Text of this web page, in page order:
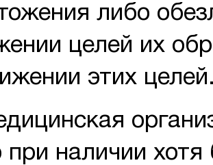
либо
целей их
этих
при наличии